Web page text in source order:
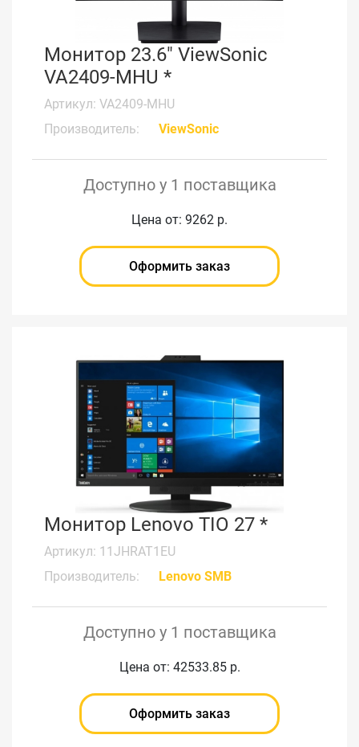
Монитор 23.6" ViewSonic
VA2409-MHU *
Артикул: VA2409-MHU
Производитель:
ViewSonic
Доступно у 1 поставщика
Цена от: 9262 р.
Оформить заказ
Монитор Lenovo TIO 27 *
Артикул: 11JHRAT1EU
Производитель:
Lenovo SMB
Доступно у 1 поставщика
Цена от: 42533.85 р.
Оформить заказ